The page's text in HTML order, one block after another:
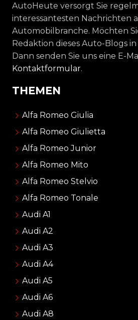
AutoHeute versorgt Sie
interessantesten Nachrichten
Automobilbranche. Möchten
Redaktion dieses Auto-Blogs
Dann senden Sie uns eine E-
Kontaktformular.
THEMEN
Alfa Romeo Giulia
Alfa Romeo Giulietta
Alfa Romeo Junior
Alfa Romeo Mito
Alfa Romeo Stelvio
Alfa Romeo Tonale
Audi A1
Audi A2
Audi A3
Audi A4
Audi A5
Audi A6
Audi A8